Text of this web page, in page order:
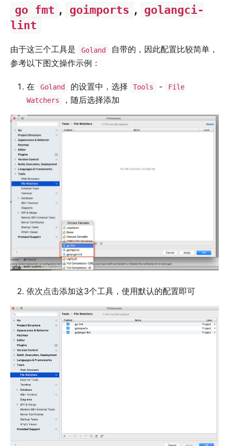
go fmt , goimports , golangci-
lint
由于这三个工具是 Goland
自带的，因此配置比较简单，
参考以下图文操作示例：
在 Goland 的设置中，选择 Tools -
File
Watchers
，随后选择添加
依次点击添加这3个工具，使用默认的配置即可